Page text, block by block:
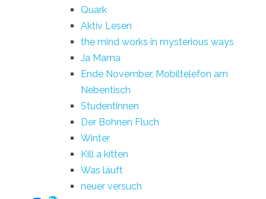
Quark
Aktiv Lesen
the mind works in mysterious ways
Ja Mama
Ende November, Mobiltelefon am
Nebentisch
Studentinnen
Der Bohnen Fluch
Winter
Kill a kitten
Was läuft
neuer versuch